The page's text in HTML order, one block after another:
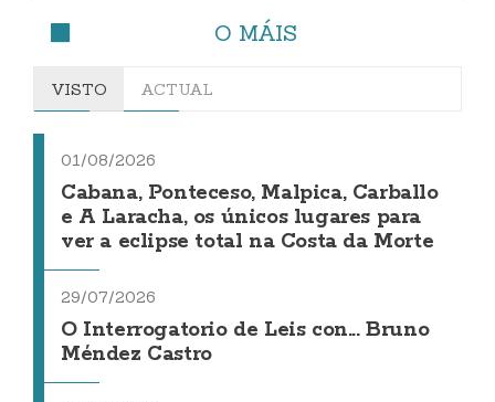
O MÁIS
VISTO ACTUAL
01/08/2026
Cabana, Ponteceso, Malpica, Carballo
e A Laracha, os únicos lugares para
ver a eclipse total na Costa da Morte
29/07/2026
O Interrogatorio de Leis con... Bruno
Méndez Castro